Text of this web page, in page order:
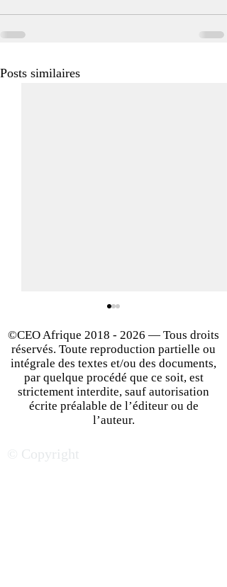
Posts similaires
Concevoir des robots pour
de catastrophe : le pari de
©CEO Afrique 2018 - 2026 — Tous droits
réservés. Toute reproduction partielle ou
intégrale des textes et/ou des documents,
par quelque procédé que ce soit, est
strictement interdite, sauf autorisation
écrite préalable de l’éditeur ou de
l’auteur.
© Copyright